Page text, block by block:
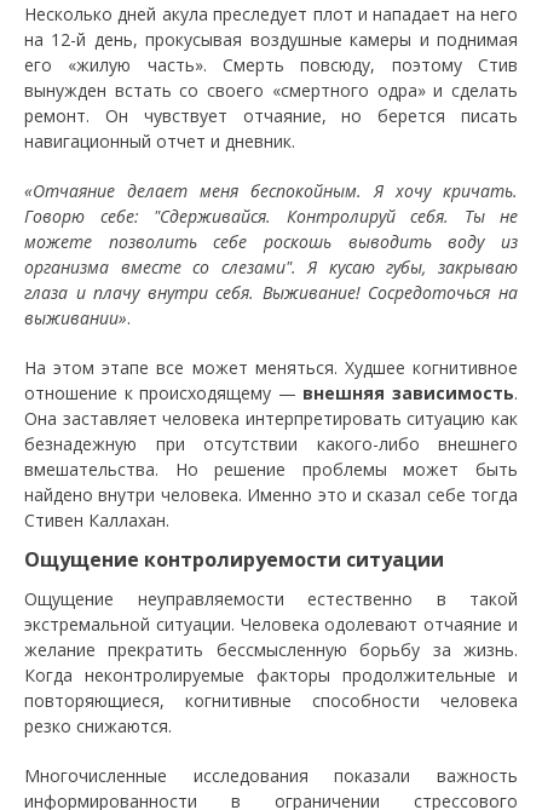
Несколько дней акула преследует плот и нападает на него
на 12-й день, прокусывая воздушные камеры и поднимая
его «жилую часть». Смерть повсюду, поэтому Стив
вынужден встать со своего «смертного одра» и сделать
ремонт. Он чувствует отчаяние, но берется писать
навигационный отчет и дневник.
«Отчаяние делает меня беспокойным. Я хочу кричать.
Говорю себе: "Сдерживайся. Контролируй себя. Ты не
можете позволить себе роскошь выводить воду из
организма вместе со слезами". Я кусаю губы, закрываю
глаза и плачу внутри себя. Выживание! Сосредоточься на
выживании».
На этом этапе все может меняться. Худшее когнитивное
отношение к происходящему — внешняя зависимость.
Она заставляет человека интерпретировать ситуацию как
безнадежную при отсутствии какого-либо внешнего
вмешательства. Но решение проблемы может быть
найдено внутри человека. Именно это и сказал себе тогда
Стивен Каллахан.
Ощущение контролируемости ситуации
Ощущение неуправляемости естественно в такой
экстремальной ситуации. Человека одолевают отчаяние и
желание прекратить бессмысленную борьбу за жизнь.
Когда неконтролируемые факторы продолжительные и
повторяющиеся, когнитивные способности человека
резко снижаются.
Многочисленные исследования показали важность
информированности в ограничении стрессового